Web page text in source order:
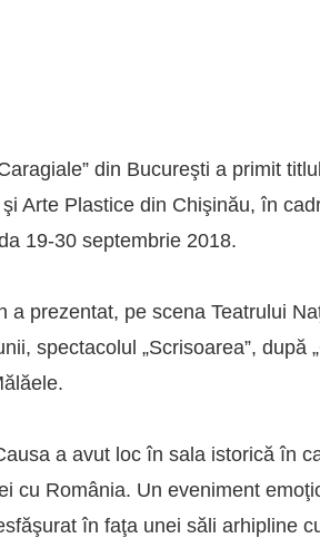
din Bucureşti a primit
Arte Plastice din Chişinău, în
19-30 septembrie 2018.
prezentat, pe scena Teatrului
spectacolul „Scrisoarea”, după
a avut loc în sala istorică în
cu România. Un eveniment
în faţa unei săli arhipline